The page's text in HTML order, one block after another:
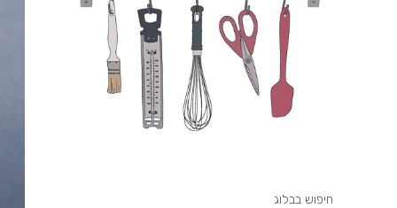
חיפוש בבלוג